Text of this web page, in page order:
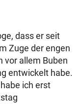
dass er seit
Zuge der engen
vor allem Buben
entwickelt habe.
ich erst